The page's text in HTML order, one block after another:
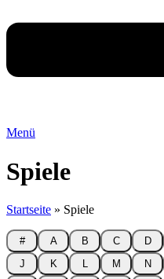
Menü
Spiele
Startseite » Spiele
# A B C D
J
K M N